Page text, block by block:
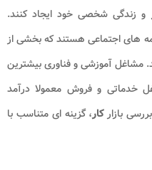
زندگی شخصی خود ایجاد کنند.
های اجتماعی هستند که بخشی از
آموزشی و فناوری بیشترین
خدماتی و فروش معمولا درآمد
بازارکار، گزینه ای متناسب با